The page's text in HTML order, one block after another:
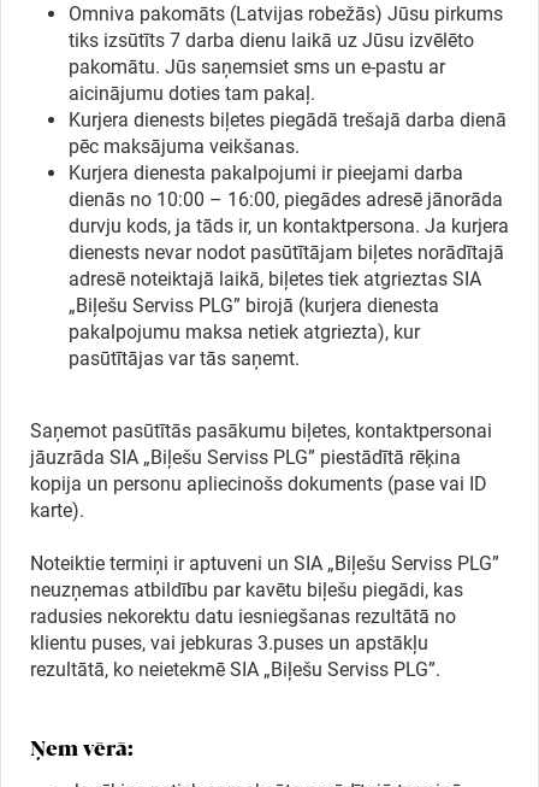
Omniva pakomāts (Latvijas robežās) Jūsu pirkums
tiks izsūtīts 7 darba dienu laikā uz Jūsu izvēlēto
pakomātu. Jūs saņemsiet sms un e-pastu ar
aicinājumu doties tam pakaļ.
Kurjera dienests biļetes piegādā trešajā darba dienā
pēc maksājuma veikšanas.
Kurjera dienesta pakalpojumi ir pieejami darba
dienās no 10:00 – 16:00, piegādes adresē jānorāda
durvju kods, ja tāds ir, un kontaktpersona. Ja kurjera
dienests nevar nodot pasūtītājam biļetes norādītajā
adresē noteiktajā laikā, biļetes tiek atgrieztas SIA
„Biļešu Serviss PLG” birojā (kurjera dienesta
pakalpojumu maksa netiek atgriezta), kur
pasūtītājas var tās saņemt.
Saņemot pasūtītās pasākumu biļetes, kontaktpersonai
jāuzrāda SIA „Biļešu Serviss PLG” piestādītā rēķina
kopija un personu apliecinošs dokuments (pase vai ID
karte).
Noteiktie termiņi ir aptuveni un SIA „Biļešu Serviss PLG”
neuzņemas atbildību par kavētu biļešu piegādi, kas
radusies nekorektu datu iesniegšanas rezultātā no
klientu puses, vai jebkuras 3.puses un apstākļu
rezultātā, ko neietekmē SIA „Biļešu Serviss PLG”.
Ņem vērā: